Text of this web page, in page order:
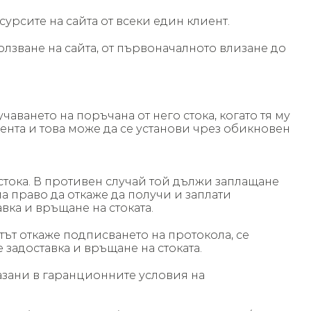
на сайта от всеки един клиент.
на сайта, от първоначалното влизане до
на поръчана от него стока, когато тя му
и това може да се установи чрез обикновен
В противен случай той дължи заплащане
право да откаже да получи и заплати
и връщане на стоката.
откаже подписването на протокола, се
и връщане на стоката.
в гаранционните условия на